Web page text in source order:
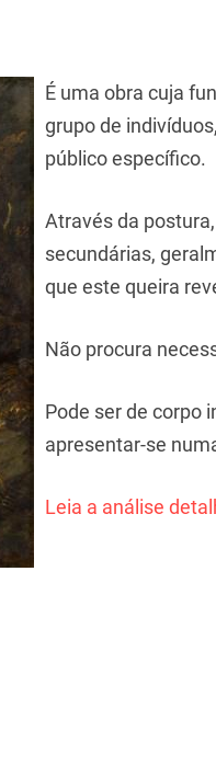
É uma obra cuja
grupo de
público específico.
Através da
secundárias,
que este queira
Não procura
Pode ser de corpo
apresentar-se
Leia a análise